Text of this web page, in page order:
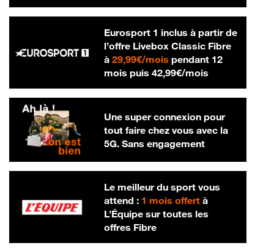
Eurosport 1 inclus à partir de
l’offre Livebox Classic Fibre
à 29,99€/mois29,99 € par mois
pendant 12
mois puis 42,99€/mois42,99 € par
Une super connexion pour
tout faire chez vous avec la
5G. Sans engagement
Le meilleur du sport vous
attend : 1 mois offertà
L’Équipe sur toutes les
offres Fibre